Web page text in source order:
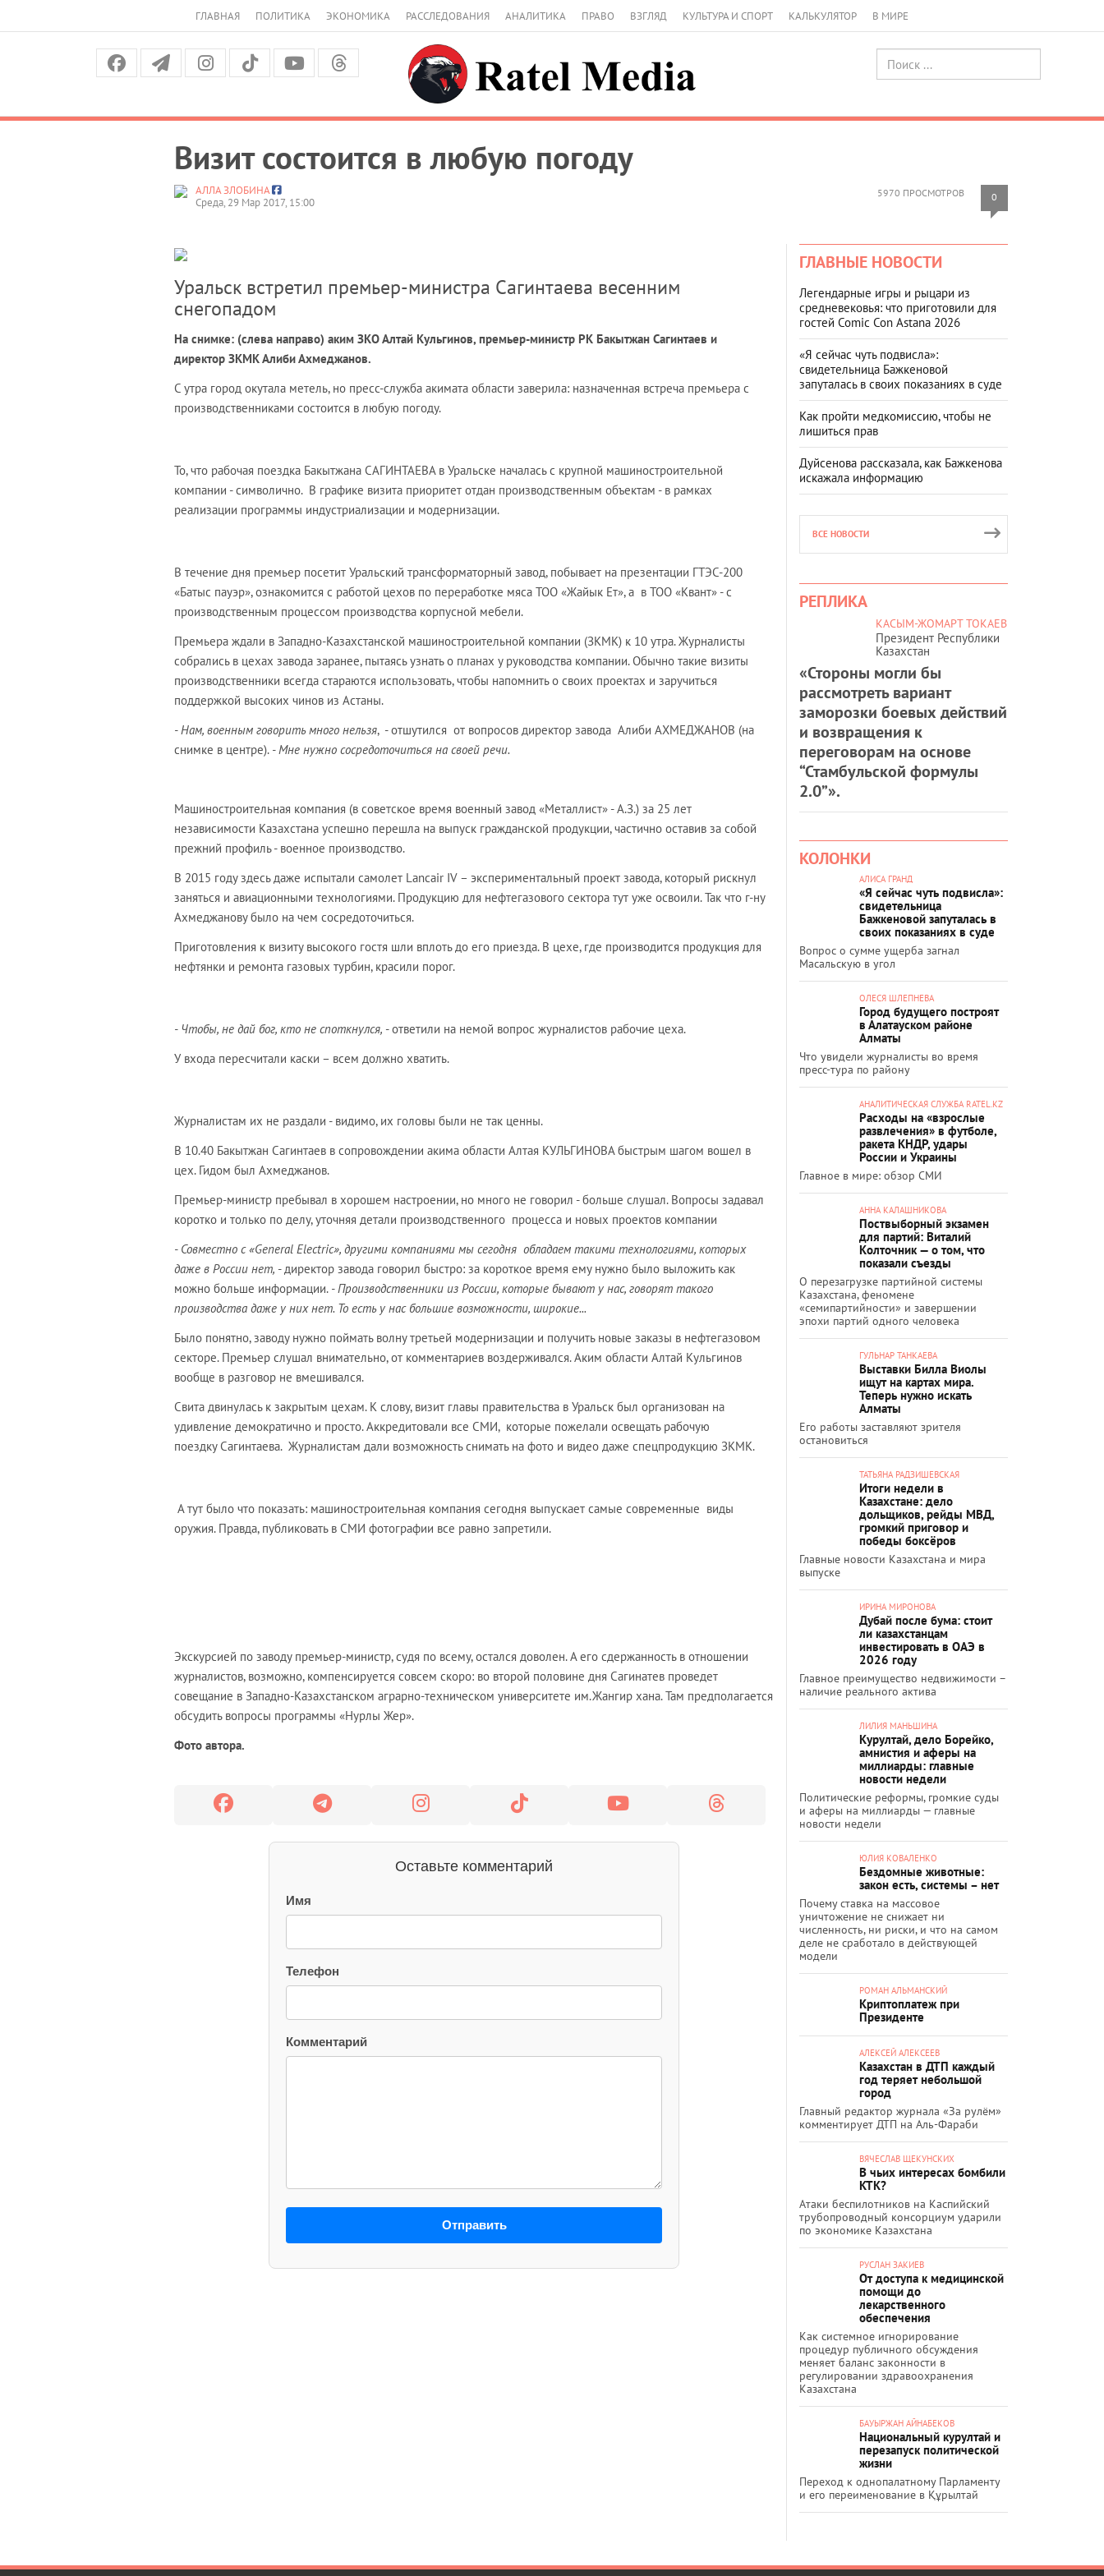
ГЛАВНАЯ ПОЛИТИКА ЭКОНОМИКА РАССЛЕДОВАНИЯ АНАЛИТИКА ПРАВО ВЗГЛЯД КУЛЬТУРА И СПОРТ КАЛЬКУЛЯТОР В МИРЕ
Визит состоится в любую погоду
5970 ПРОСМОТРОВ 0
АЛЛА ЗЛОБИНА
Среда, 29 Мар 2017, 15:00
Уральск встретил премьер-министра Сагинтаева весенним
снегопадом
На снимке: (слева направо) аким ЗКО Алтай Кульгинов, премьер-министр РК Бакытжан Сагинтаев и
директор ЗКМК Алиби Ахмеджанов.
С утра город окутала метель, но пресс-служба акимата области заверила: назначенная встреча премьера с
производственниками состоится в любую погоду.
То, что рабочая поездка Бакытжана САГИНТАЕВА в Уральске началась с крупной машиностроительной
компании - символично. В графике визита приоритет отдан производственным объектам - в рамках
реализации программы индустриализации и модернизации.
В течение дня премьер посетит Уральский трансформаторный завод, побывает на презентации ГТЭС-200
«Батыс пауэр», ознакомится с работой цехов по переработке мяса ТОО «Жайык Ет», а в ТОО «Квант» - с
производственным процессом производства корпусной мебели.
Премьера ждали в Западно-Казахстанской машиностроительной компании (ЗКМК) к 10 утра. Журналисты
собрались в цехах завода заранее, пытаясь узнать о планах у руководства компании. Обычно такие визиты
производственники всегда стараются использовать, чтобы напомнить о своих проектах и заручиться
поддержкой высоких чинов из Астаны.
- Нам, военным говорить много нельзя, - отшутился от вопросов директор завода Алиби АХМЕДЖАНОВ (на
снимке в центре). - Мне нужно сосредоточиться на своей речи.
Машиностроительная компания (в советское время военный завод «Металлист» - А.З.) за 25 лет
независимости Казахстана успешно перешла на выпуск гражданской продукции, частично оставив за собой
прежний профиль - военное производство.
В 2015 году здесь даже испытали самолет Lancair IV – экспериментальный проект завода, который рискнул
заняться и авиационными технологиями. Продукцию для нефтегазового сектора тут уже освоили. Так что г-ну
Ахмеджанову было на чем сосредоточиться.
Приготовления к визиту высокого гостя шли вплоть до его приезда. В цехе, где производится продукция для
нефтянки и ремонта газовых турбин, красили порог.
- Чтобы, не дай бог, кто не споткнулся, - ответили на немой вопрос журналистов рабочие цеха.
У входа пересчитали каски – всем должно хватить.
Журналистам их не раздали - видимо, их головы были не так ценны.
В 10.40 Бакытжан Сагинтаев в сопровождении акима области Алтая КУЛЬГИНОВА быстрым шагом вошел в
цех. Гидом был Ахмеджанов.
Премьер-министр пребывал в хорошем настроении, но много не говорил - больше слушал. Вопросы задавал
коротко и только по делу, уточняя детали производственного процесса и новых проектов компании
- Совместно с «General Electric», другими компаниями мы сегодня обладаем такими технологиями, которых
даже в России нет, - директор завода говорил быстро: за короткое время ему нужно было выложить как
можно больше информации. - Производственники из России, которые бывают у нас, говорят такого
производства даже у них нет. То есть у нас большие возможности, широкие...
Было понятно, заводу нужно поймать волну третьей модернизации и получить новые заказы в нефтегазовом
секторе. Премьер слушал внимательно, от комментариев воздерживался. Аким области Алтай Кульгинов
вообще в разговор не вмешивался.
Свита двинулась к закрытым цехам. К слову, визит главы правительства в Уральск был организован на
удивление демократично и просто. Аккредитовали все СМИ, которые пожелали освещать рабочую
поездку Сагинтаева. Журналистам дали возможность снимать на фото и видео даже спецпродукцию ЗКМК.
А тут было что показать: машиностроительная компания сегодня выпускает самые современные виды
оружия. Правда, публиковать в СМИ фотографии все равно запретили.
Экскурсией по заводу премьер-министр, судя по всему, остался доволен. А его сдержанность в отношении
журналистов, возможно, компенсируется совсем скоро: во второй половине дня Сагинатев проведет
совещание в Западно-Казахстанском аграрно-техническом университете им.Жангир хана. Там предполагается
обсудить вопросы программы «Нурлы Жер».
Фото автора.
Оставьте комментарий
Имя
Телефон
Комментарий
Отправить
ГЛАВНЫЕ НОВОСТИ
Легендарные игры и рыцари из
средневековья: что приготовили для
гостей Comic Con Astana 2026
«Я сейчас чуть подвисла»:
свидетельница Бажкеновой
запуталась в своих показаниях в суде
Как пройти медкомиссию, чтобы не
лишиться прав
Дуйсенова рассказала, как Бажкенова
искажала информацию
ВСЕ НОВОСТИ
РЕПЛИКА
КАСЫМ-ЖОМАРТ ТОКАЕВ
Президент Республики
Казахстан
«Стороны могли бы
рассмотреть вариант
заморозки боевых действий
и возвращения к
переговорам на основе
“Стамбульской формулы
2.0”».
КОЛОНКИ
АЛИСА ГРАНД
«Я сейчас чуть подвисла»:
свидетельница
Бажкеновой запуталась в
своих показаниях в суде
Вопрос о сумме ущерба загнал
Масальскую в угол
ОЛЕСЯ ШЛЕПНЕВА
Город будущего построят
в Алатауском районе
Алматы
Что увидели журналисты во время
пресс-тура по району
АНАЛИТИЧЕСКАЯ СЛУЖБА RATEL.KZ
Расходы на «взрослые
развлечения» в футболе,
ракета КНДР, удары
России и Украины
Главное в мире: обзор СМИ
АННА КАЛАШНИКОВА
Поствыборный экзамен
для партий: Виталий
Колточник — о том, что
показали съезды
О перезагрузке партийной системы
Казахстана, феномене
«семипартийности» и завершении
эпохи партий одного человека
ГУЛЬНАР ТАНКАЕВА
Выставки Билла Виолы
ищут на картах мира.
Теперь нужно искать
Алматы
Его работы заставляют зрителя
остановиться
ТАТЬЯНА РАДЗИШЕВСКАЯ
Итоги недели в
Казахстане: дело
дольщиков, рейды МВД,
громкий приговор и
победы боксёров
Главные новости Казахстана и мира
выпуске
ИРИНА МИРОНОВА
Дубай после бума: стоит
ли казахстанцам
инвестировать в ОАЭ в
2026 году
Главное преимущество недвижимости –
наличие реального актива
ЛИЛИЯ МАНЬШИНА
Курултай, дело Борейко,
амнистия и аферы на
миллиарды: главные
новости недели
Политические реформы, громкие суды
и аферы на миллиарды — главные
новости недели
ЮЛИЯ КОВАЛЕНКО
Бездомные животные:
закон есть, системы – нет
Почему ставка на массовое
уничтожение не снижает ни
численность, ни риски, и что на самом
деле не сработало в действующей
модели
РОМАН АЛЬМАНСКИЙ
Криптоплатеж при
Президенте
АЛЕКСЕЙ АЛЕКСЕЕВ
Казахстан в ДТП каждый
год теряет небольшой
город
Главный редактор журнала «За рулём»
комментирует ДТП на Аль-Фараби
ВЯЧЕСЛАВ ЩЕКУНСКИХ
В чьих интересах бомбили
КТК?
Атаки беспилотников на Каспийский
трубопроводный консорциум ударили
по экономике Казахстана
РУСЛАН ЗАКИЕВ
От доступа к медицинской
помощи до
лекарственного
обеспечения
Как системное игнорирование
процедур публичного обсуждения
меняет баланс законности в
регулировании здравоохранения
Казахстана
БАУЫРЖАН АЙНАБЕКОВ
Национальный курултай и
перезапуск политической
жизни
Переход к однопалатному Парламенту
и его переименование в Құрылтай